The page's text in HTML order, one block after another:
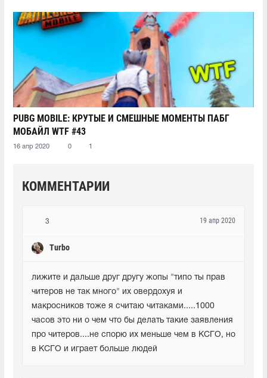
PUBG MOBILE: КРУТЫЕ И СМЕШНЫЕ МОМЕНТЫ ПАБГ
МОБАЙЛ WTF #43
16 апр 2020 0 1
КОММЕНТАРИИ
3
Turbo
19 апр 2020
лижите и дальше друг другу жопы "типо ты прав
читеров не так много" их овердохуя и
макросников тоже я считаю читаками.....1000
часов это ни о чем что бы делать такие заявления
про читеров....не спорю их меньше чем в КСГО, но
в КСГО и играет больше людей